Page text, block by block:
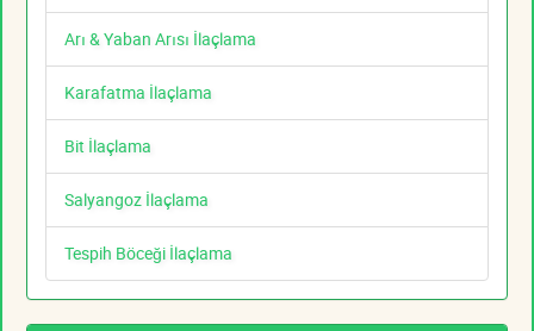
Arı & Yaban Arısı İlaçlama
Karafatma İlaçlama
Bit İlaçlama
Salyangoz İlaçlama
Tespih Böceği İlaçlama